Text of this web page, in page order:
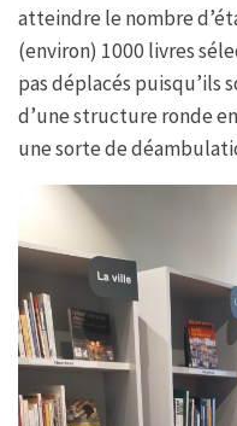
atteindre le nombre
(environ) 1000 livres
pas déplacés puisqu’ils
d’une structure ronde
une sorte de